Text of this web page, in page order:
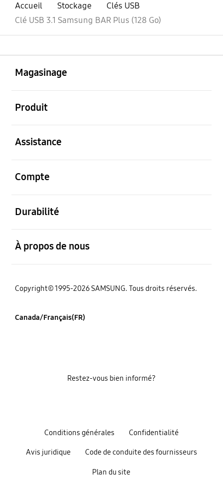
Accueil Stockage
Clés USB
Clé USB 3.1 Samsung BAR Plus (128 Go)
Magasinage
Produit
Assistance
Compte
Durabilité
À propos de nous
Copyright© 1995-2026 SAMSUNG. Tous droits réservés.
Canada/Français(FR)
Conditions générales Confidentialité
Avis juridique Code de conduite des fournisseurs
Plan du site
Restez-vous bien informé?